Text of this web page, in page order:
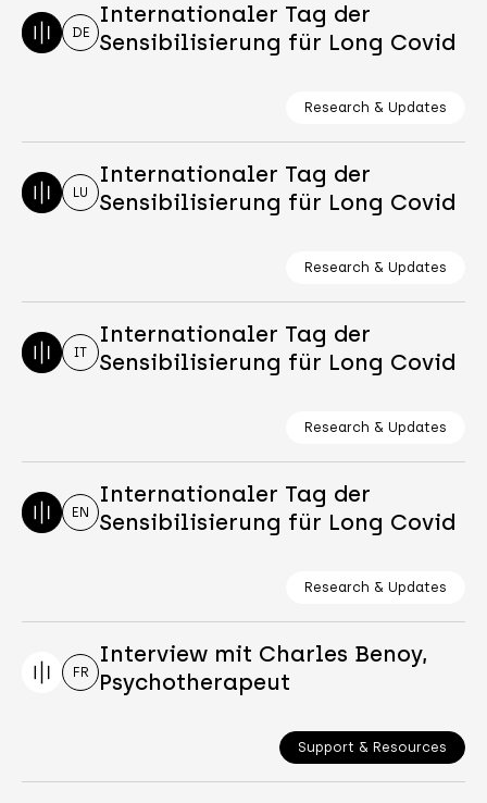
DE
Internationaler Tag der
Sensibilisierung für Long Covid
Research & Updates
LU
Internationaler Tag der
Sensibilisierung für Long Covid
Research & Updates
IT
Internationaler Tag der
Sensibilisierung für Long Covid
Research & Updates
EN
Internationaler Tag der
Sensibilisierung für Long Covid
Research & Updates
FR
Interview mit Charles Benoy,
Psychotherapeut
Support & Resources